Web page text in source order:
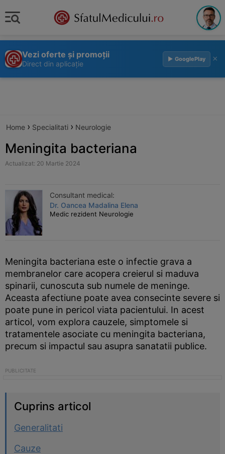
Vezi oferte și promoții
Direct din aplicație
▶ GooglePlay ×
Home › Specialitati › Neurologie
Meningita bacteriana
Actualizat: 20 Martie 2024
Consultant medical:
Dr. Oancea Madalina Elena
Medic rezident Neurologie
Meningita bacteriana este o infectie grava a
membranelor care acopera creierul si maduva
spinarii, cunoscuta sub numele de meninge.
Aceasta afectiune poate avea consecinte severe si
poate pune in pericol viata pacientului. In acest
articol, vom explora cauzele, simptomele si
tratamentele asociate cu meningita bacteriana,
precum si impactul sau asupra sanatatii publice.
Cuprins articol
Generalitati
Cauze